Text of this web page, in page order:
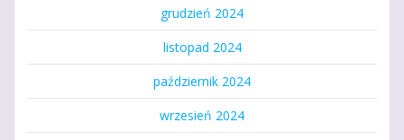
grudzień 2024
listopad 2024
październik 2024
wrzesień 2024